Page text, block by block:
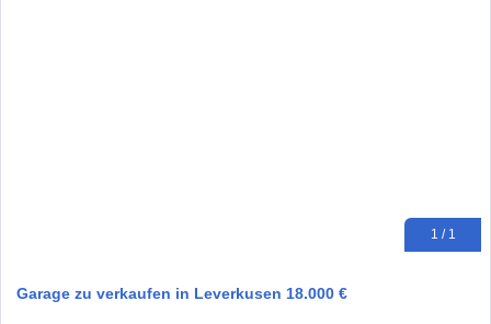
1 / 1
Garage zu verkaufen in Leverkusen 18.000 €